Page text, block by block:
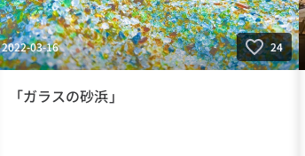
2022-03-16 24
「ガラスの砂浜」